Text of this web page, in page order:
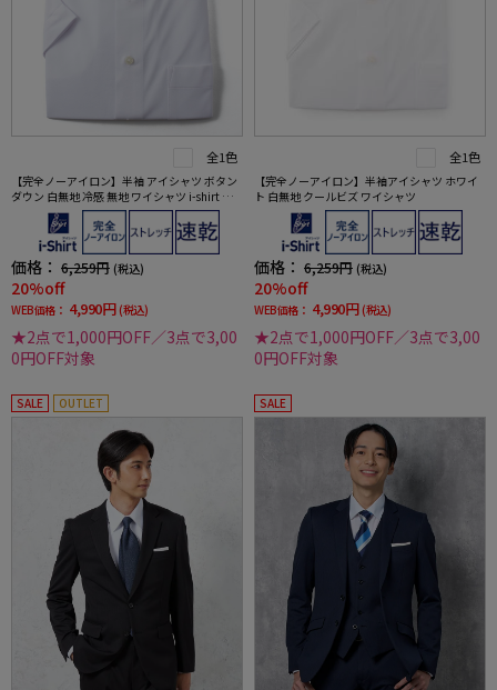
全1色
【完全ノーアイロン】半袖 アイシャツ ボタン
ダウン 白無地 冷感 無地 ワイシャツ i-shirt 春
価格： 6,259円 (税込)
20%off
WEB価格： 4,990円 (税込)
★2点で1,000円OFF／3点で3,00
0円OFF対象
全1色
【完全ノーアイロン】半袖アイシャツ ホワイ
ト 白無地 クールビズ ワイシャツ
価格： 6,259円 (税込)
20%off
WEB価格： 4,990円 (税込)
★2点で1,000円OFF／3点で3,00
0円OFF対象
SALE OUTLET SALE